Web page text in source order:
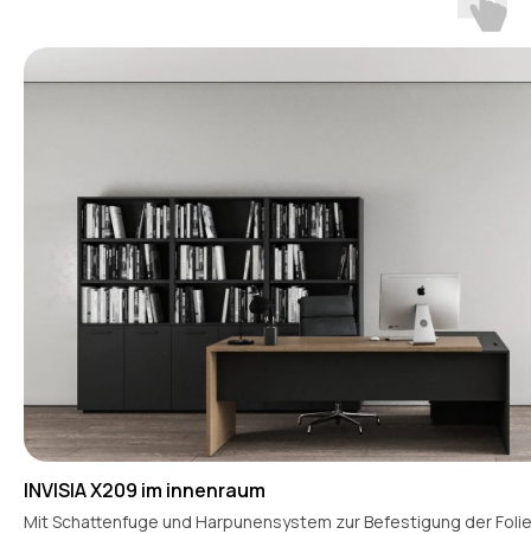
INVISIA X209 im innenraum
Mit Schattenfuge und Harpunensystem zur Befestigung der